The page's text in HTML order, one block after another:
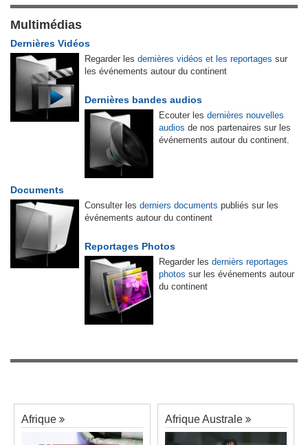
Multimédias
Dernières Vidéos
Regarder les dernières vidéos et les reportages sur
les événements autour du continent
Dernières bandes audios
Ecouter les dernières nouvelles
audios de nos partenaires sur les
événements autour du continent.
Documents
Consulter les derniers documents publiés sur les
événements autour du continent
Reportages Photos
Regarder les dernièrs reportages
photos sur les événements autour
du continent
Afrique Afrique Australe